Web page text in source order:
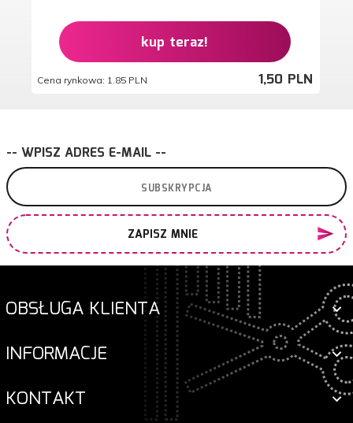
kup teraz!
1,50 PLN
Cena rynkowa: 1.85 PLN
-- WPISZ ADRES E-MAIL --
ZAPISZ MNIE
OBSŁUGA KLIENTA
INFORMACJE
KONTAKT